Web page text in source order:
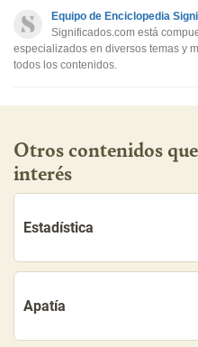
Otro
Equipo de Enciclopedia
Significados.com está
especializados en diversos temas y
todos los contenidos.
Otros contenidos
interés
Estadística
Apatía